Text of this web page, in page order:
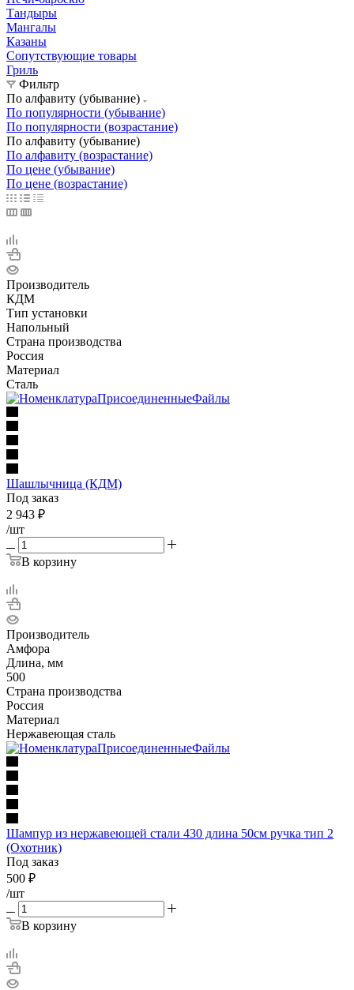
Тандыры
Мангалы
Казаны
Сопутствующие товары
Гриль
Фильтр
По алфавиту (убывание)
По популярности (убывание)
По популярности (возрастание)
По алфавиту (убывание)
По алфавиту (возрастание)
По цене (убывание)
По цене (возрастание)
Производитель
КДМ
Тип установки
Напольный
Страна производства
Россия
Материал
Сталь
Шашлычница (КДМ)
Под заказ
2 943 ₽
/шт
В корзину
Производитель
Амфора
Длина, мм
500
Страна производства
Россия
Материал
Нержавеющая сталь
Шампур из нержавеющей стали 430 длина 50см ручка тип 2
(Охотник)
Под заказ
500 ₽
/шт
В корзину